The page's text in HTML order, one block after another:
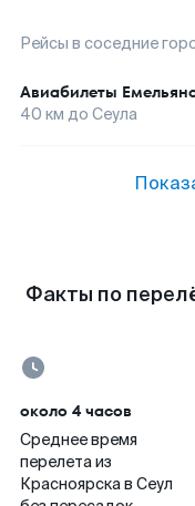
Рейсы в соседние
Авиабилеты
40 км до Сеула
Факты по
около 4 часов
Среднее время
перелета из
Красноярска в Сеул